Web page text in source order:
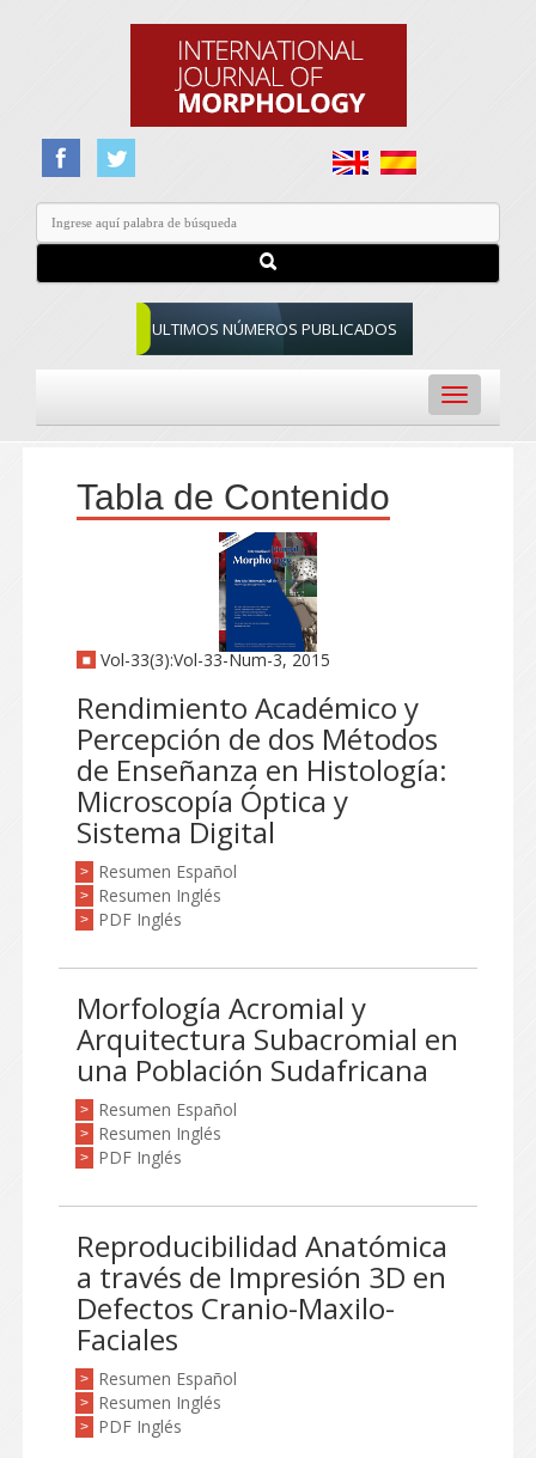
ULTIMOS NÚMEROS PUBLICADOS
Toggle
navigation
Tabla de Contenido
Vol-33(3):Vol-33-Num-3, 2015
Rendimiento Académico y
Percepción de dos Métodos
de Enseñanza en Histología:
Microscopía Óptica y
Sistema Digital
> Resumen Español
> Resumen Inglés
> PDF Inglés
Morfología Acromial y
Arquitectura Subacromial en
una Población Sudafricana
> Resumen Español
> Resumen Inglés
> PDF Inglés
Reproducibilidad Anatómica
a través de Impresión 3D en
Defectos Cranio-Maxilo-
Faciales
> Resumen Español
> Resumen Inglés
> PDF Inglés